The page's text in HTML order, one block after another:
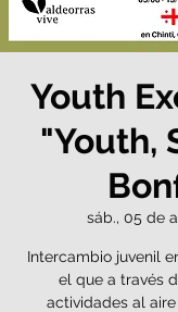
Youth
"Youth,
sáb., 05 de
Intercambio juvenil
el que a través
actividades al